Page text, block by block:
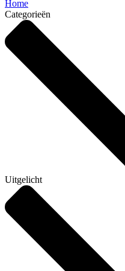
Home
Categorieën
Uitgelicht